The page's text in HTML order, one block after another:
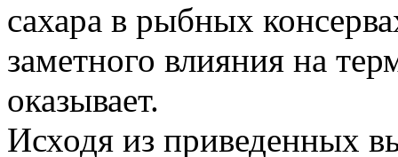
сахара в рыбных
заметного влияния на
оказывает.
Исходя из приведенных